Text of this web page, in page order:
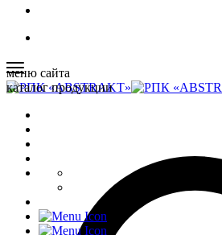
меню сайта
каталог продукции